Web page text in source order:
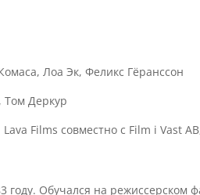
Лоа Эк, Феликс Гёранссон
Деркур
Films совместно с Film i Vast
году. Обучался на режиссерском